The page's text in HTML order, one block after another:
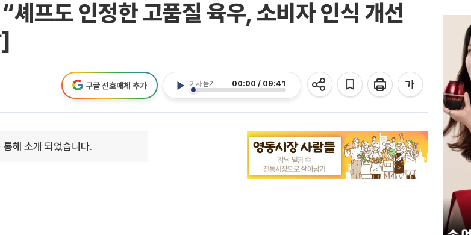
셰프도 인정한 고품질 육우, 소비자 인식 개선
기사 듣기 00:00 / 09:41
구글 선호매체 추가
통해 소개 되었습니다.